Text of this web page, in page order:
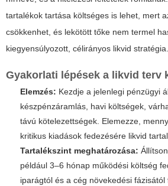
tartalékok tartása költséges is lehet, mert
csökkenhet, és lekötött tőke nem termel
kiegyensúlyozott, célirányos likvid stratégia.
Gyakorlati lépések a likvid terv
Elemzés: Kezdje a jelenlegi pénzügyi
készpénzáramlás, havi költségek,
távú kötelezettségek. Elemezze,
kritikus kiadások fedezésére likvid
Tartalékszint meghatározása:
például 3–6 hónap működési költség
iparágtól és a cég növekedési